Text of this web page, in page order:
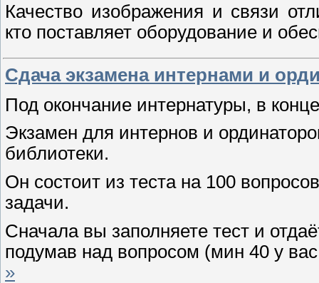
Качество изображения и связи
кто поставляет оборудование и
Сдача экзамена интернами и
Под окончание интернатуры, в
Экзамен для интернов и
библиотеки.
Он состоит из теста на 100
задачи.
Сначала вы заполняете тест и
подумав над вопросом (мин 40 у
»